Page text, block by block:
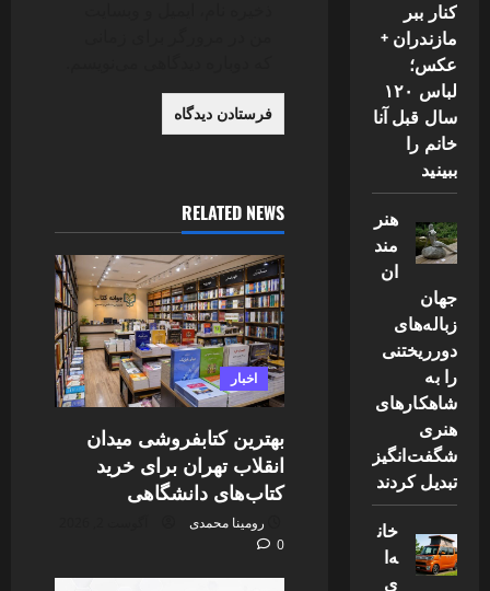
RELATED NEWS
اخبار
بهترین کتابفروشی میدان
انقلاب تهران برای خرید
کتاب‌های دانشگاهی
رومینا محمدی
0
کنار ببر
مازندران +
عکس؛
لباس ۱۲۰
سال قبل آنا
خانم را
ببینید
هنر
مند
ان
جهان
زباله‌های
دورریختنی
را به
شاهکارهای
هنری
شگفت‌انگیز
تبدیل کردند
خان
ه‌ا
ی